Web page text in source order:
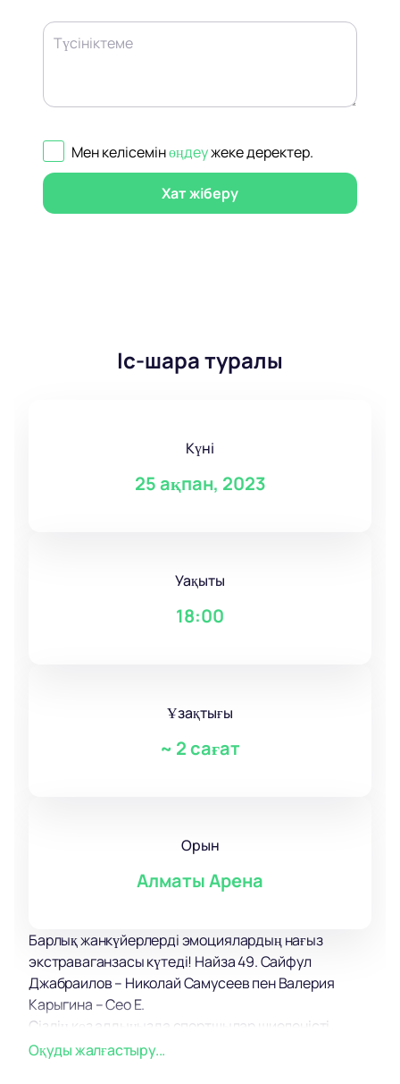
Түсініктеме
Мен келісемінөңдеужеке деректер.
Хат жіберу
Іс-шара туралы
Күні
25 ақпан, 2023
Уақыты
18:00
Ұзақтығы
~ 2 сағат
Орын
Алматы Арена
Барлық жанкүйерлерді эмоциялардың нағыз
экстраваганзасы күтеді! Найза 49. Сайфул
Джабраилов – Николай Самусеев пен Валерия
Карыгина – Сео Е.
Сіздің көз алдыңызда спортшылар шиеленісті,
шарасыз қақтығысқа түседі! Сонда да ешкім
Оқуды жалғастыру...